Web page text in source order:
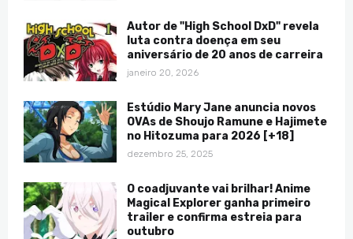
Autor de "High School DxD" revela
luta contra doença em seu
aniversário de 20 anos de carreira
janeiro 20, 2026
Estúdio Mary Jane anuncia novos
OVAs de Shoujo Ramune e Hajimete
no Hitozuma para 2026 [+18]
dezembro 25, 2025
O coadjuvante vai brilhar! Anime
Magical Explorer ganha primeiro
trailer e confirma estreia para
outubro